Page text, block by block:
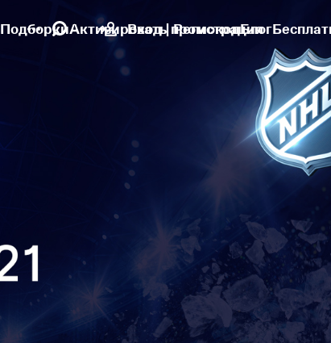
ПодборкиАктивировать промокодБлог
Вход | Регистрация